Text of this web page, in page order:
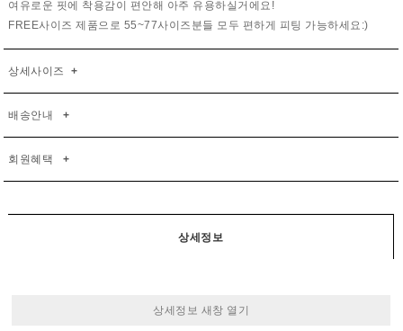
여유로운 핏에 착용감이 편안해 아주 유용하실거에요!
FREE사이즈 제품으로 55~77사이즈분들 모두 편하게 피팅 가능하세요:)
상세사이즈 +
배송안내 +
회원혜택 +
상세정보
상세정보 새창 열기